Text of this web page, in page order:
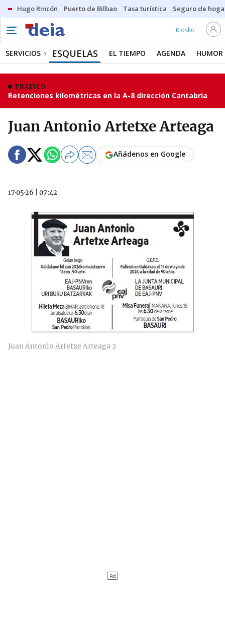
Hugo Rincón Puerto de Bilbao Tasa turística Seguro de
Kiosko
SERVICIOS ESQUELAS EL TIEMPO AGENDA HUMOR
TRÁFICO
Retenciones kilométricas en la A-8 dirección Cantabria
Juan Antonio Artetxe Arteaga
17·05·26 07:42
Añádenos en Google
Juan Antonio Artetxe Arteaga 2